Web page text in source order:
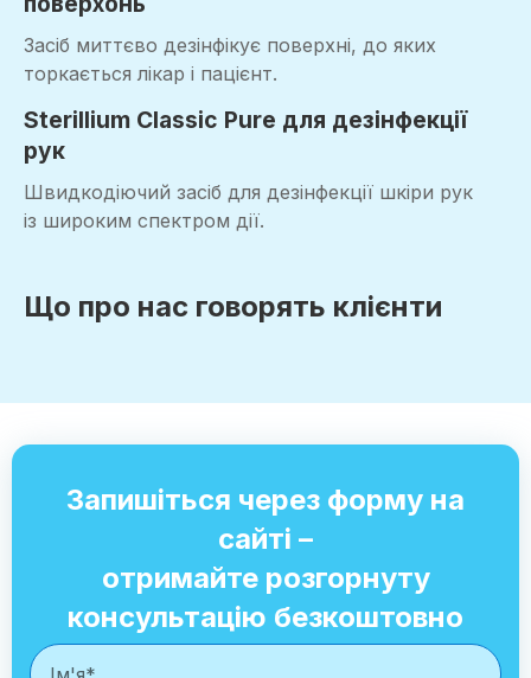
Засіб миттєво дезінфікує поверхні, до яких
торкається лікар і пацієнт.
Sterillium Classic Pure для дезінфекції
рук
Швидкодіючий засіб для дезінфекції шкіри рук
із широким спектром дії.
Що про нас говорять клієнти
Запишіться через форму на
сайті –
отримайте розгорнуту
консультацію безкоштовно